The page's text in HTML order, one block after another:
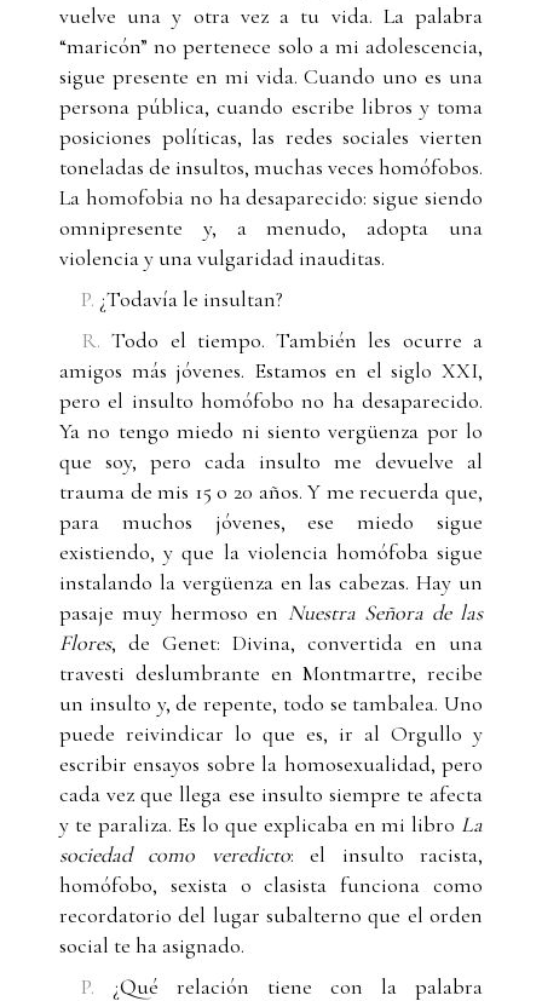
vuelve una y otra vez a tu vida. La palabra
“maricón” no pertenece solo a mi adolescencia,
sigue presente en mi vida. Cuando uno es una
persona pública, cuando escribe libros y toma
posiciones políticas, las redes sociales vierten
toneladas de insultos, muchas veces homófobos.
La homofobia no ha desaparecido: sigue siendo
omnipresente y, a menudo, adopta una
violencia y una vulgaridad inauditas.
P. ¿Todavía le insultan?
R. Todo el tiempo. También les ocurre a
amigos más jóvenes. Estamos en el siglo XXI,
pero el insulto homófobo no ha desaparecido.
Ya no tengo miedo ni siento vergüenza por lo
que soy, pero cada insulto me devuelve al
trauma de mis 15 o 20 años. Y me recuerda que,
para muchos jóvenes, ese miedo sigue
existiendo, y que la violencia homófoba sigue
instalando la vergüenza en las cabezas. Hay un
pasaje muy hermoso en Nuestra Señora de las
Flores, de Genet: Divina, convertida en una
travesti deslumbrante en Montmartre, recibe
un insulto y, de repente, todo se tambalea. Uno
puede reivindicar lo que es, ir al Orgullo y
escribir ensayos sobre la homosexualidad, pero
cada vez que llega ese insulto siempre te afecta
y te paraliza. Es lo que explicaba en mi libro La
sociedad como veredicto: el insulto racista,
homófobo, sexista o clasista funciona como
recordatorio del lugar subalterno que el orden
social te ha asignado.
P. ¿Qué relación tiene con la palabra